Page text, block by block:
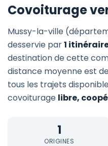
Covoiturage
Mussy-la-ville
desservie par1
destination de cette
distance moyenne est
tous les trajets
covoiturage libre,
1
ORIGINES